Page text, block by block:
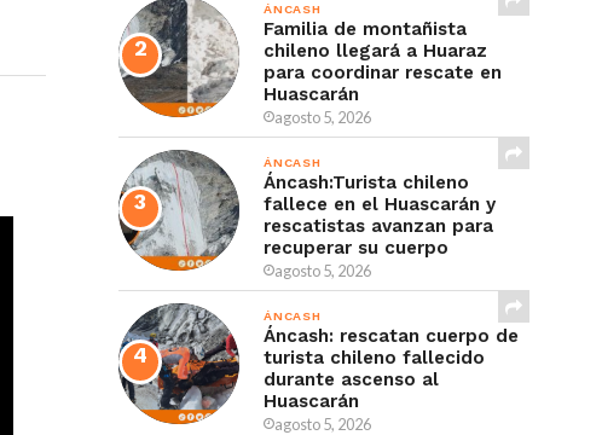
ÁNCASH
Familia de montañista
chileno llegará a Huaraz
para coordinar rescate en
Huascarán
agosto 5, 2026
ÁNCASH
Áncash:Turista chileno
fallece en el Huascarán y
rescatistas avanzan para
recuperar su cuerpo
agosto 5, 2026
ÁNCASH
Áncash: rescatan cuerpo de
turista chileno fallecido
durante ascenso al
Huascarán
agosto 5, 2026